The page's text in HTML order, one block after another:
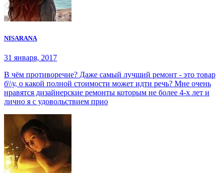
NISARANA
31 января, 2017
В чём противоречие? Даже самый лучший ремонт - это товар
б\\у, о какой полной стоимости может идти речь? Мне очень
нравятся дизайнерские ремонты которым не более 4-х лет и
лично я с удовольствием прио